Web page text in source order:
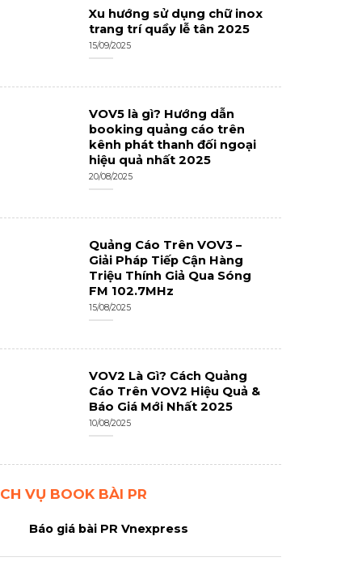
Xu hướng sử dụng chữ inox
trang trí quầy lễ tân 2025
15/09/2025
VOV5 là gì? Hướng dẫn
booking quảng cáo trên
kênh phát thanh đối ngoại
hiệu quả nhất 2025
20/08/2025
Quảng Cáo Trên VOV3 –
Giải Pháp Tiếp Cận Hàng
Triệu Thính Giả Qua Sóng
FM 102.7MHz
15/08/2025
VOV2 Là Gì? Cách Quảng
Cáo Trên VOV2 Hiệu Quả &
Báo Giá Mới Nhất 2025
10/08/2025
VỤ BOOK BÀI PR
Báo giá bài PR Vnexpress